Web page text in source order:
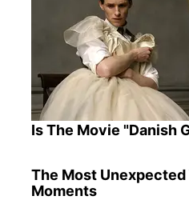
Is The Movie "Danish
The Most
Moments